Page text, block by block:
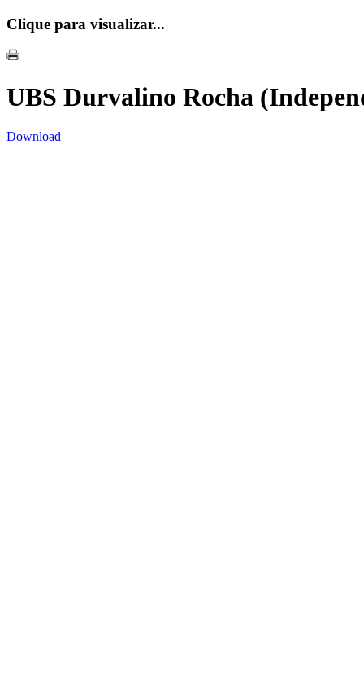
Clique para visualizar...
UBS Durvalino Rocha
Download